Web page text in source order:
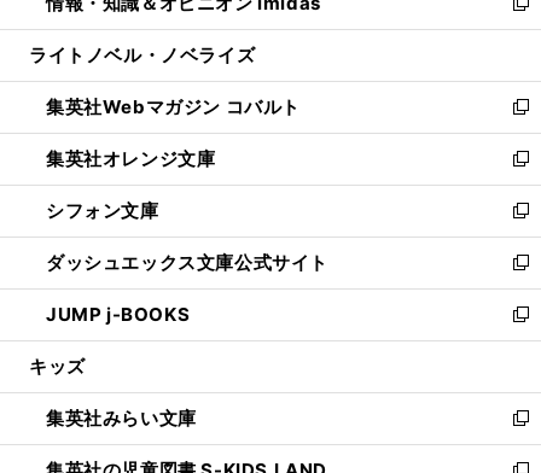
開
ド
ウ
開
く
ィ
ン
ウ
で
開
く
い
ウ
ン
ド
ウ
で
開
く
新
し
ウ
ィ
ン
ド
ウ
で
開
く
ライトノベル・ノベライズ
集英社Webマガジン コバルト
新
し
い
ウ
ィ
ン
ド
ウ
で
開
集英社オレンジ文庫
新
し
い
ウ
ィ
ン
ド
ウ
開
く
シフォン文庫
新
し
い
ウ
ィ
ン
ウ
で
開
ダッシュエックス文庫公式サイト
新
し
い
ウ
ン
ド
ウ
JUMP j-BOOKS
新
し
ウ
ィ
ン
キッズ
集英社みらい文庫
新
し